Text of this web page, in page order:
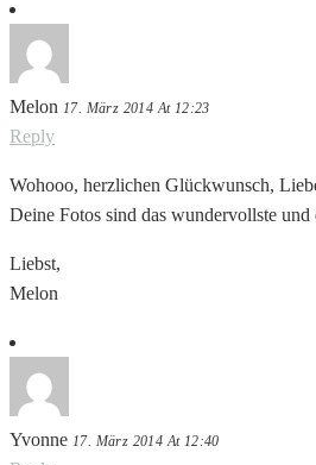
Melon 17. März 2014 At 12:23
Reply
Wohooo, herzlichen Glückwunsch,
Deine Fotos sind das wundervollste
Liebst,
Melon
Yvonne 17. März 2014 At 12:40